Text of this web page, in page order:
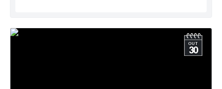
OUT
30